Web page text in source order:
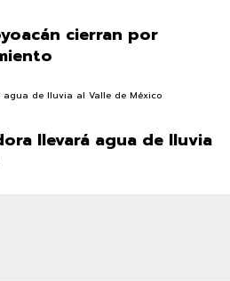
cierran por
llevará agua de lluvia